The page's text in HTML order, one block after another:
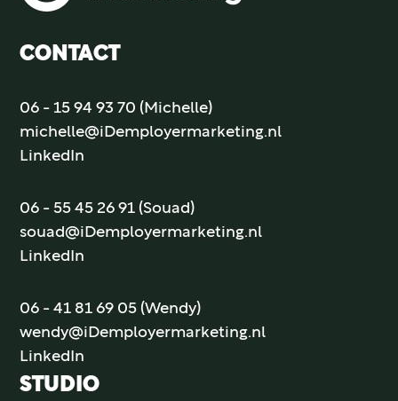
CONTACT
06 - 15 94 93 70 (Michelle)
michelle@iDemployermarketing.nl
LinkedIn
06 - 55 45 26 91 (Souad)
souad@iDemployermarketing.nl
LinkedIn
06 - 41 81 69 05 (Wendy)
wendy@iDemployermarketing.nl
LinkedIn
STUDIO